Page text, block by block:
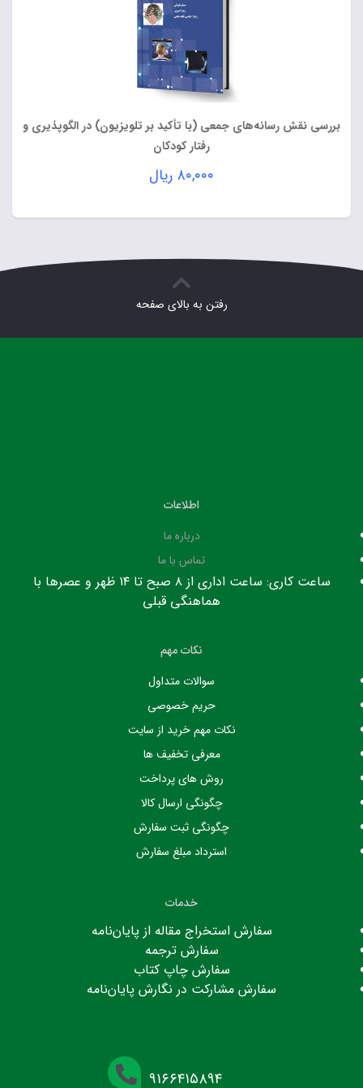
بررسی نقش رسانه‌های جمعی (با تأکید بر تلویزیون) در الگوپذیری و
رفتار کودکان
۸۰,۰۰۰ ریال
رفتن به بالای صفحه
اطلاعات
درباره ما
تماس با ما
ساعت کاری: ساعت اداری از ۸ صبح تا ۱۴ ظهر و عصرها با
هماهنگی قبلی
نکات مهم
سوالات متداول
حریم خصوصی
نکات مهم خرید از سایت
معرفی تخفیف ها
روش های پرداخت
چگونگی ارسال کالا
چگونگی ثبت سفارش
استرداد مبلغ سفارش
خدمات
سفارش استخراج مقاله از پایان‌نامه
سفارش ترجمه
سفارش چاپ کتاب
سفارش مشارکت در نگارش پایان‌نامه
۹۱۶۶۴۱۵۸۹۴